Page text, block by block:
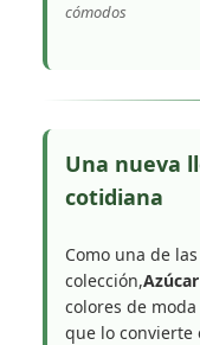
cómodos
Una nueva
cotidiana
Como una de
colección,
colores de
que lo convierte